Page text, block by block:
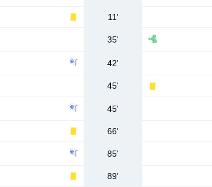
11'
35'
42'
45'
45'
66'
85'
89'